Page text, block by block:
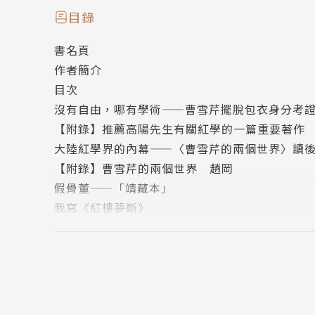
作者簡介
作者：高陽
本名許晏駢，譜名儒鴻，字雁冰，浙江杭州人，
軍軍官學校，並於1949年隨校遷至台灣。1959
歷史小說《李娃》，一鳴驚人，此後著述不輟，
歷史有獨特研究深度，在《紅樓夢》的研究上亦
等，被譽為華文世界首席歷史小說家，讀者遍及
目錄
書名頁
作者簡介
目次
沒有自由，哪有學術——曹雪芹擺脫包衣身分考
【附錄】推薦高陽先生有關紅學的一篇重要著作
大陸紅學界的內幕——〈曹雪芹的兩個世界〉讀後
【附錄】曹雪芹的兩個世界 趙岡
假骨董——「靖藏本」
我寫《紅樓夢斷》
【附錄】遙指紅樓——夜訪高陽於《曹雪芹別傳